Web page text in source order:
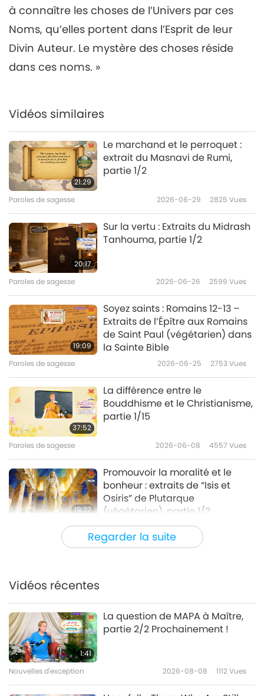
à connaître les choses de l’Univers par ces
Noms, qu’elles portent dans l’Esprit de leur
Divin Auteur. Le mystère des choses réside
dans ces noms. »
Regarder la suite
Vidéos similaires
21:29
Le marchand et le perroquet :
extrait du Masnavi de Rumi,
partie 1/2
Paroles de sagesse 2026-06-29 2825 Vues
20:17
Sur la vertu : Extraits du Midrash
Tanhouma, partie 1/2
Paroles de sagesse 2026-06-26 2599 Vues
19:09
Soyez saints : Romains 12-13 –
Extraits de l’Épître aux Romains
de Saint Paul (végétarien) dans
la Sainte Bible
Paroles de sagesse 2026-06-25 2753Vues
37:52
La différence entre le
Bouddhisme et le Christianisme,
partie 1/15
Paroles de sagesse 2026-06-08 4557 Vues
19:37
Promouvoir la moralité et le
bonheur : extraits de “Isis et
Osiris” de Plutarque
(végétarien), partie 1/2
Paroles de sagesse 2026-06-05
18:10
19:40
Cette vie illusoire : extraits de
Vidéos récentes
1:41
La question de MAPA à Maître,
partie 2/2 Prochainement !
Nouvelles d'exception 2026-08-08 1112Vues